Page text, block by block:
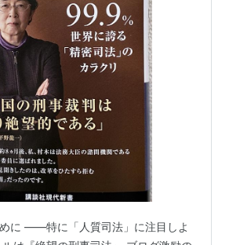
に ――特に「人質司法」に注目しよ